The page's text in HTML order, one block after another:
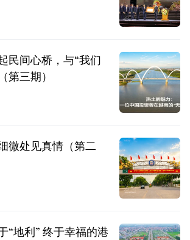
民间心桥，与“我们
第三期）
微处见真情（第二
“地利” 终于幸福的港